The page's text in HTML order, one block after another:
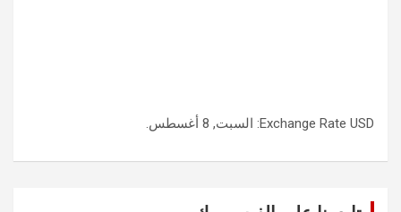
Exchange Rate USD : السبت, 8 أغسطس.